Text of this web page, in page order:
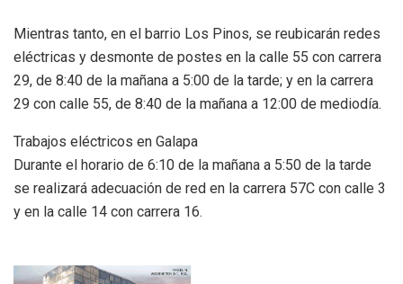
Mientras tanto, en el barrio Los Pinos, se reubicarán redes
eléctricas y desmonte de postes en la calle 55 con carrera
29, de 8:40 de la mañana a 5:00 de la tarde; y en la carrera
29 con calle 55, de 8:40 de la mañana a 12:00 de mediodía.
Trabajos eléctricos en Galapa
Durante el horario de 6:10 de la mañana a 5:50 de la tarde
se realizará adecuación de red en la carrera 57C con calle 3
y en la calle 14 con carrera 16.